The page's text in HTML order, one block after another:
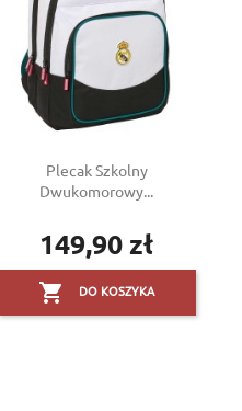
Plecak Szkolny
Dwukomorowy...
Cena
149,90 zł
 DO KOSZYKA